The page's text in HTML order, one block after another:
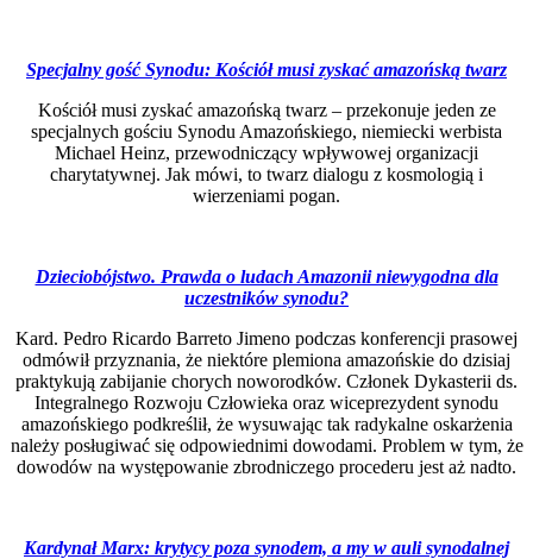
Specjalny gość Synodu: Kościół musi zyskać amazońską twarz
Kościół musi zyskać amazońską twarz – przekonuje jeden ze
specjalnych gościu Synodu Amazońskiego, niemiecki werbista
Michael Heinz, przewodniczący wpływowej organizacji
charytatywnej. Jak mówi, to twarz dialogu z kosmologią i
wierzeniami pogan.
Dzieciobójstwo. Prawda o ludach Amazonii niewygodna dla
uczestników synodu?
Kard. Pedro Ricardo Barreto Jimeno podczas konferencji prasowej
odmówił przyznania, że niektóre plemiona amazońskie do dzisiaj
praktykują zabijanie chorych noworodków. Członek Dykasterii ds.
Integralnego Rozwoju Człowieka oraz wiceprezydent synodu
amazońskiego podkreślił, że wysuwając tak radykalne oskarżenia
należy posługiwać się odpowiednimi dowodami. Problem w tym, że
dowodów na występowanie zbrodniczego procederu jest aż nadto.
Kardynał Marx: krytycy poza synodem, a my w auli synodalnej